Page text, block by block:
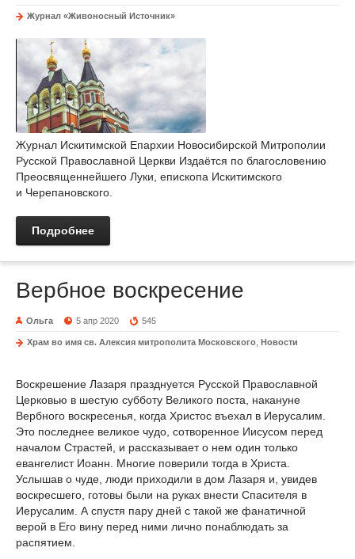
Журнал «Живоносный Источник»
Журнал Искитимской Епархии Новосибирской Митрополии
Русской Православной Церкви Издаётся по благословению
Преосвященнейшего Луки, епископа Искитимского
и Черепановского.
Подробнее
Вербное воскресение
Ольга 5 апр 2020 545
Храм во имя св. Алексия митрополита Московского Новости
Воскрешение Лазаря празднуется Русской Православной
Церковью в шестую субботу Великого поста, накануне
Вербного воскресенья, когда Христос въехал в Иерусалим.
Это последнее великое чудо, сотворенное Иисусом перед
началом Страстей, и рассказывает о нем один только
евангелист Иоанн. Многие поверили тогда в Христа.
Услышав о чуде, люди приходили в дом Лазаря и, увидев
воскресшего, готовы были на руках внести Спасителя в
Иерусалим. А спустя пару дней с такой же фанатичной
верой в Его вину перед ними лично понаблюдать за
распятием.